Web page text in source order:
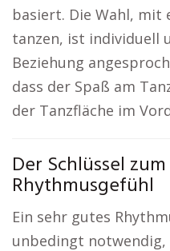
basiert. Die Wahl, mit
tanzen, ist individuell
Beziehung
dass der Spaß am
der Tanzfläche im
Der Schlüssel
Rhythmusgefühl
Ein sehr gutes
unbedingt notwendig,